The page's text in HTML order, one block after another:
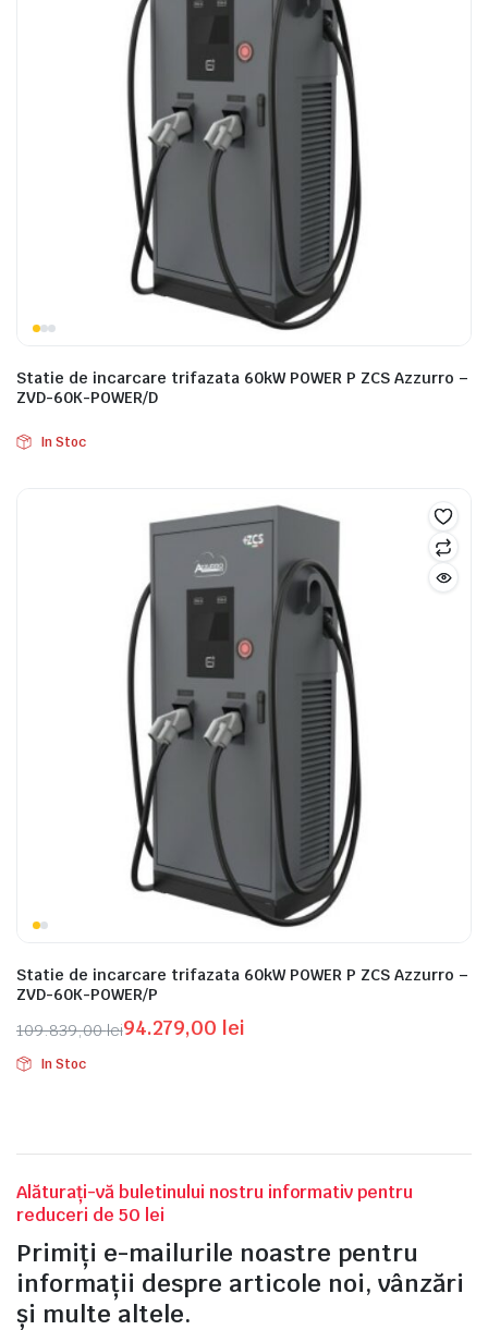
Statie de incarcare trifazata 60kW POWER P ZCS Azzurro –
ZVD-60K-POWER/D
In Stoc
Statie de incarcare trifazata 60kW POWER P ZCS Azzurro –
ZVD-60K-POWER/P
109.839,00lei
Prețul
inițial
109.839,00 lei.
94.279,00 lei
Prețul
curent
In Stoc
Alăturați-vă buletinului nostru informativ pentru
reduceri de 50 lei
Primiți e-mailurile noastre pentru
informații despre articole noi, vânzări
și multe altele.